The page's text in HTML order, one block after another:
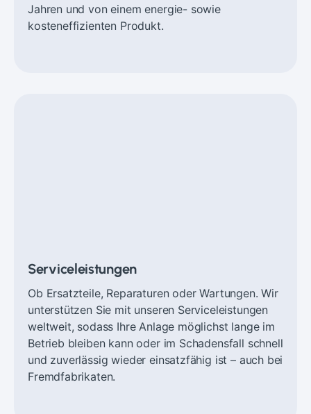
Jahren und von einem energie- sowie
kosteneffizienten Produkt.
Serviceleistungen
Ob Ersatzteile, Reparaturen oder Wartungen. Wir
unterstützen Sie mit unseren Serviceleistungen
weltweit, sodass Ihre Anlage möglichst lange im
Betrieb bleiben kann oder im Schadensfall schnell
und zuverlässig wieder einsatzfähig ist – auch bei
Fremdfabrikaten.